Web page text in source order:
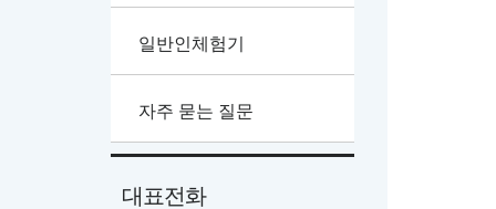
일반인체험기
자주 묻는 질문
대표전화